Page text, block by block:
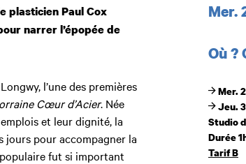
plasticien Paul Cox
narrer l’épopée de
l’une des premières
Cœur d’Acier. Née
et leur dignité, la
jours pour accompagner la
fut si important
Mer.
Où ?
Mer.
Jeu.
Studio
Durée
Tarif B